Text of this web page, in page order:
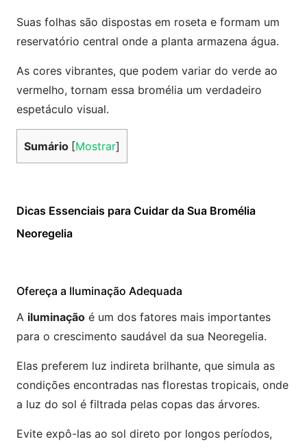
Suas folhas são dispostas em roseta e formam um
reservatório central onde a planta armazena água.
As cores vibrantes, que podem variar do verde ao
vermelho, tornam essa bromélia um verdadeiro
espetáculo visual.
Sumário [Mostrar]
Dicas Essenciais para Cuidar da Sua Bromélia
Neoregelia
Ofereça a Iluminação Adequada
A iluminação é um dos fatores mais importantes
para o crescimento saudável da sua Neoregelia.
Elas preferem luz indireta brilhante, que simula as
condições encontradas nas florestas tropicais, onde
a luz do sol é filtrada pelas copas das árvores.
Evite expô-las ao sol direto por longos períodos,